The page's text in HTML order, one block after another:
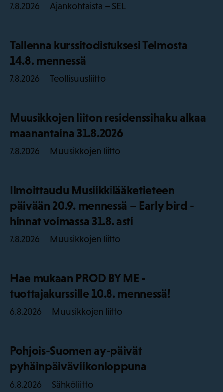
7.8.2026 Ajankohtaista – SEL
Tallenna kurssitodistuksesi Telmosta
14.8. mennessä
7.8.2026 Teollisuusliitto
Muusikkojen liiton residenssihaku alkaa
maanantaina 31.8.2026
7.8.2026 Muusikkojen liitto
Ilmoittaudu Musiikkilääketieteen
päivään 20.9. mennessä – Early bird -
hinnat voimassa 31.8. asti
7.8.2026 Muusikkojen liitto
Hae mukaan PROD BY ME -
tuottajakurssille 10.8. mennessä!
6.8.2026 Muusikkojen liitto
Pohjois-Suomen ay-päivät
pyhäinpäiväviikonloppuna
6.8.2026 Sähköliitto